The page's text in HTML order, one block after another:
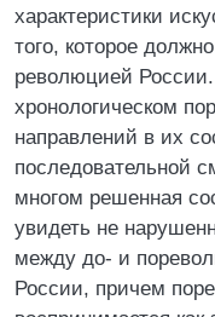
характеристики
того, которое
революцией
хронологическом
направлений в их
последовательной
многом решенная
увидеть не
между до- и
России, причем